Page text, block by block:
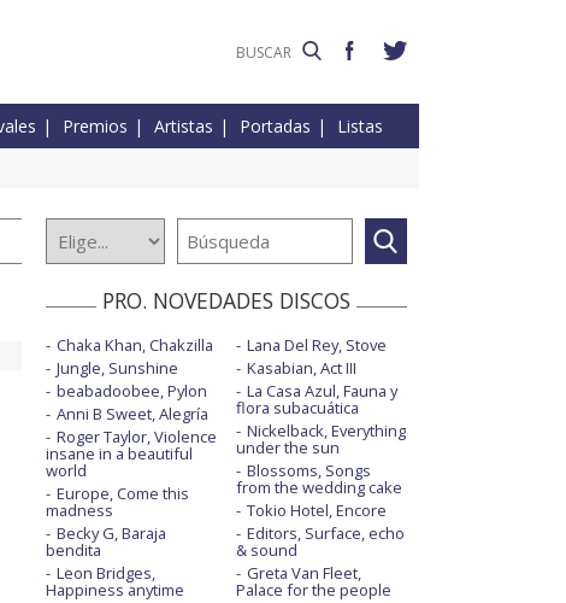
Premios Artistas Portadas Listas
PRO. NOVEDADES DISCOS
Chaka Khan, Chakzilla
Jungle, Sunshine
beabadoobee, Pylon
Anni B Sweet, Alegría
Roger Taylor, Violence
insane in a beautiful
world
Europe, Come this
madness
Becky G, Baraja
bendita
Leon Bridges,
Happiness anytime
Lana Del Rey, Stove
Kasabian, Act III
La Casa Azul, Fauna y
flora subacuática
Nickelback, Everything
under the sun
Blossoms, Songs
from the wedding cake
Tokio Hotel, Encore
Editors, Surface, echo
& sound
Greta Van Fleet,
Palace for the people